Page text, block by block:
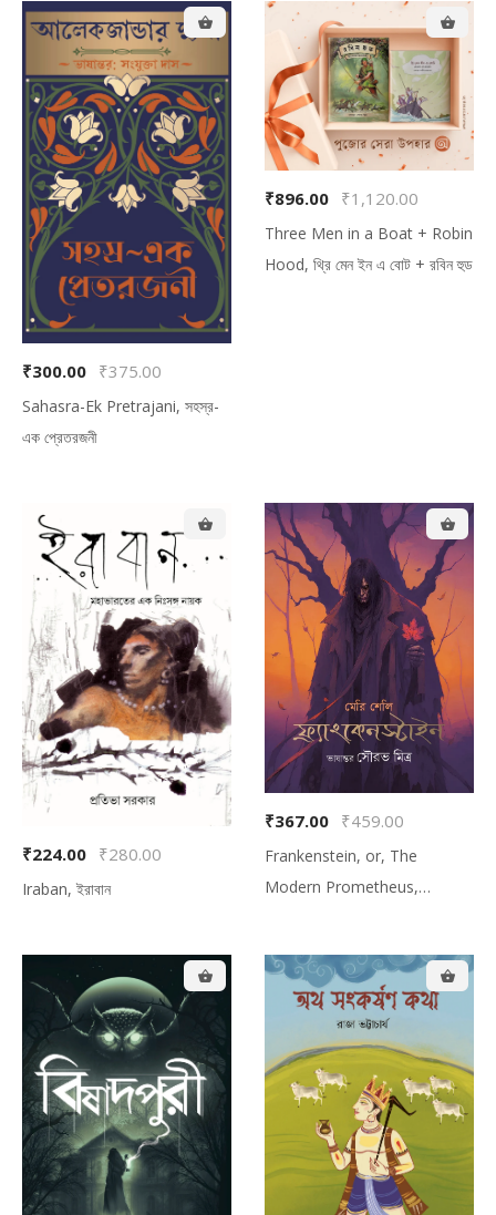
₹300.00 ₹375.00
Sahasra-Ek Pretrajani, সহস্র-
এক প্রেতরজনী
₹896.00 ₹1,120.00
Three Men in a Boat + Robin
Hood, থ্রি মেন ইন এ বোট + রবিন হুড
₹224.00 ₹280.00
Iraban, ইরাবান
₹367.00 ₹459.00
Frankenstein, or, The
Modern Prometheus,